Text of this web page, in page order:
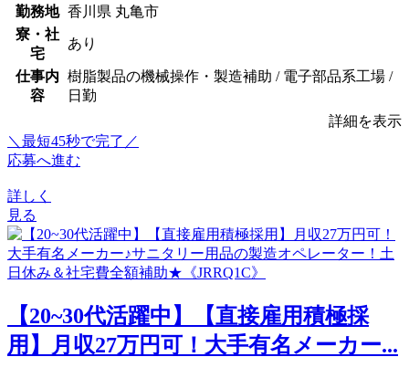
勤務地 香川県 丸亀市
寮・社
宅
あり
仕事内
容
樹脂製品の機械操作・製造補助 / 電子部品系工場 /
日勤
詳細を表示
＼最短45秒で完了／
応募へ進む
詳しく
見る
【20~30代活躍中】【直接雇用積極採
用】月収27万円可！大手有名メーカー...